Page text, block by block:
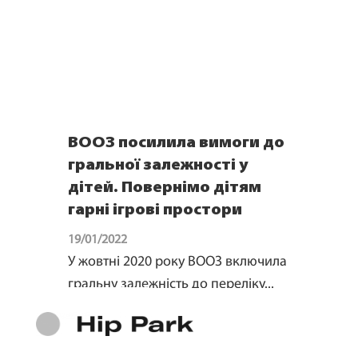
ВООЗ посилила вимоги до
гральної залежності у
дітей. Повернімо дітям
гарні ігрові простори
19/01/2022
У жовтні 2020 року ВООЗ включила
гральну залежність до переліку...